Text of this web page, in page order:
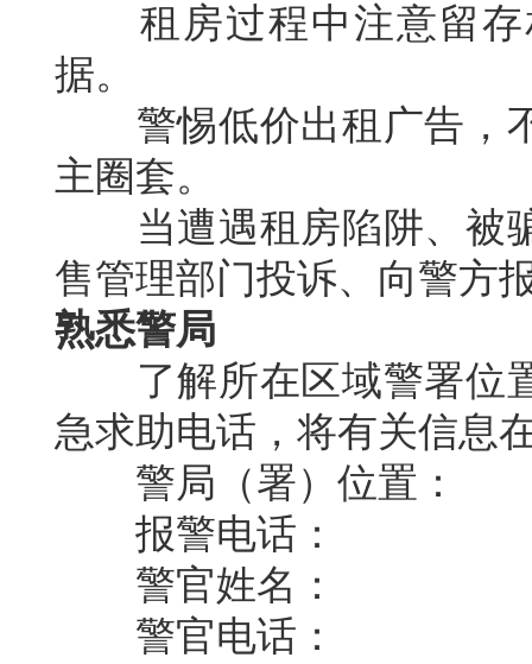
租房过程中注意留存
据。
警惕低价出租广告，不
主圈套。
当遭遇租房陷阱、被骗
售管理部门投诉、向警方
熟悉警局
了解所在区域警署位置
急求助电话，将有关信息
警局（署）位置：
报警电话：
警官姓名：
警官电话：